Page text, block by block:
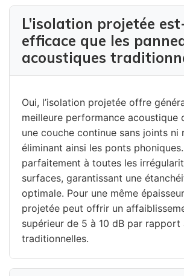
L’isolation projetée
efficace que les
acoustiques
Oui, l’isolation projetée offre
meilleure performance acoustique
une couche continue sans joints ni
éliminant ainsi les ponts phoniques.
parfaitement à toutes les
surfaces, garantissant une
optimale. Pour une même
projetée peut offrir un
supérieur de 5 à 10 dB par rapport
traditionnelles.